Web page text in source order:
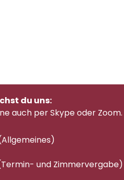
du uns:
auch per Skype oder Zoom.
und Zimmervergabe)